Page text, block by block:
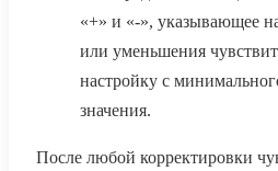
«+» и «-», указывающее
или уменьшения
настройку с
значения.
После любой корректировки